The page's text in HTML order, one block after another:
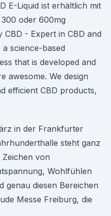
E-Liquid ist erhältlich mit
oder 600mg
CBD - Expert in CBD and
science-based
that is developed and
awesome. We design
efficient CBD products,
in der Frankfurter
steht ganz
Zeichen von
Wohlfühlen
genau diesen Bereichen
Messe Freiburg, die